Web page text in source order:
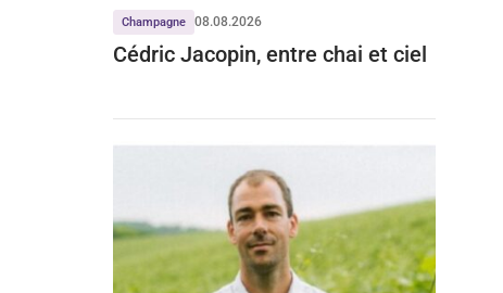
Champagne 08.08.2026
Cédric Jacopin, entre chai et ciel